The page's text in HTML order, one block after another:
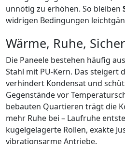
unnötig zu erhöhen. So bleiben
widrigen Bedingungen
Wärme, Ruhe,
Die Paneele bestehen häufig
Stahl mit PU-Kern. Das steigert
verhindert Kondensat und
Gegenstände vor
bebauten Quartieren trägt die
mehr Ruhe bei – Laufruhe
kugelgelagerte Rollen, exakte
vibrationsarme Antriebe.